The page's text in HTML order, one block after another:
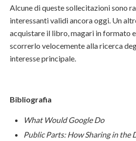
Alcune di queste sollecitazioni sono
interessanti validi ancora oggi. Un
acquistare il libro, magari in formato
scorrerlo velocemente alla ricerca
interesse principale.
Bibliografia
What Would Google Do
Public Parts: How Sharing in the